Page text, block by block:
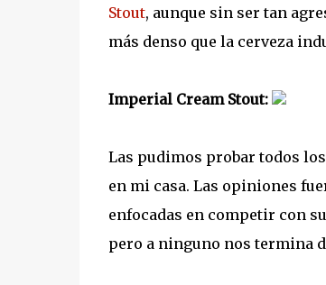
Stout, aunque sin ser tan
más denso que la cerveza
Imperial Cream Stout:
Las pudimos probar todos
en mi casa. Las opiniones
enfocadas en competir con
pero a ninguno nos termina